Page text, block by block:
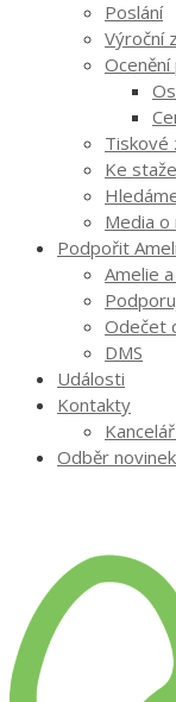
Poslání
Výroční
Ocenění
Tiskové
Ke
Media o
Podpořit
Amelie
Odečet
DMS
Události
Kontakty
Odběr novinek